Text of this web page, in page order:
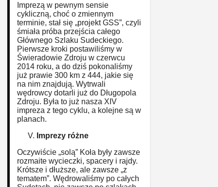
Imprezą w pewnym sensie
cykliczną, choć o zmiennym
terminie, stał się „projekt GSS”, czyli
śmiała próba przejścia całego
Głównego Szlaku Sudeckiego.
Pierwsze kroki postawiliśmy w
Świeradowie Zdroju w czerwcu
2014 roku, a do dziś pokonaliśmy
już prawie 300 km z 444, jakie się
na nim znajdują. Wytrwali
wędrowcy dotarli już do Długopola
Zdroju. Była to już nasza XIV
impreza z tego cyklu, a kolejne są w
planach.
Imprezy różne
Oczywiście „solą” Koła były zawsze
rozmaite wycieczki, spacery i rajdy.
Krótsze i dłuższe, ale zawsze „z
tematem”. Wędrowaliśmy po całych